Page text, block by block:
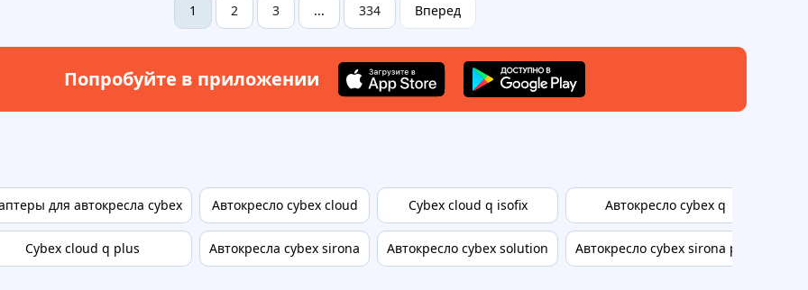
1 2 3 ... 334 Вперед
Попробуйте в приложении
для автокресла cybex
Cybex cloud q plus
Автокресло cybex cloud
Автокресла cybex sirona
Cybex cloud q isofix
Автокресло cybex solution
Автокресло cybex q
Автокресло cybex sirona plus